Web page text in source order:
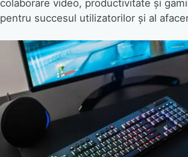
colaborare video, productivitate și
pentru succesul utilizatorilor și al